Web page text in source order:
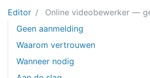
Editor
Online videobewerker —
Geen aanmelding
Waarom vertrouwen
Wanneer nodig